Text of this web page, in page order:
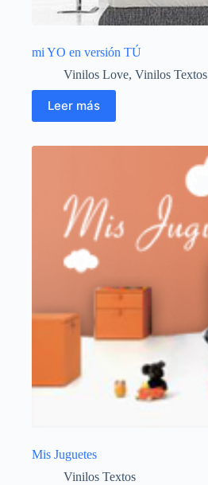
mi YO en versión TÚ
Vinilos Love, Vinilos Textos
Leer más
Mis Juguetes
Vinilos Textos